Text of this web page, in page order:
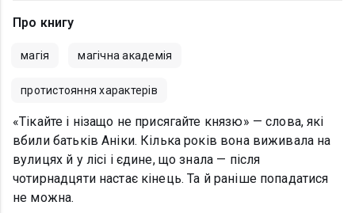
Про книгу
магія магічна академія
протистояння характерів
«Тікайте і нізащо не присягайте князю» — слова, які
вбили батьків Аніки. Кілька років вона виживала на
вулицях й у лісі і єдине, що знала — після
чотирнадцяти настає кінець. Та й раніше попадатися
не можна.